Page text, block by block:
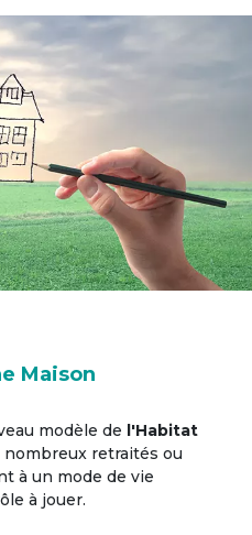
Maison
modèle de l'Habitat
nombreux retraités ou
à un mode de vie
à jouer.